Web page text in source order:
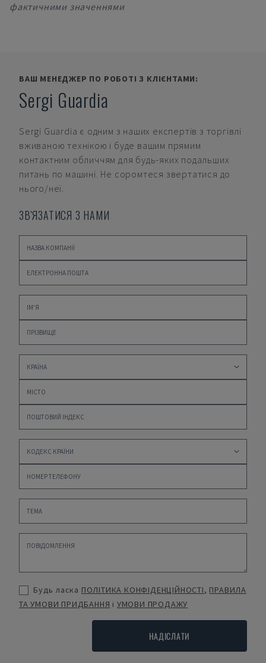
фактичними значеннями
ВАШ МЕНЕДЖЕР ПО РОБОТІ З КЛІЄНТАМИ:
Sergi Guardia
Sergi Guardia є одним з наших експертів з торгівлі
вживаною технікою і буде вашим прямим
контактним обличчям для будь-яких подальших
питань по машині. Не соромтеся звертатися до
нього/неї.
ЗВ'ЯЗАТИСЯ З НАМИ
Будь ласка ПОЛІТИКА КОНФІДЕНЦІЙНОСТІ, ПРАВИЛА
ТА УМОВИ ПРИДБАННЯ і УМОВИ ПРОДАЖУ
НАДІСЛАТИ